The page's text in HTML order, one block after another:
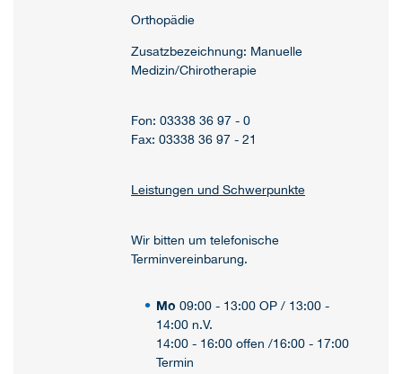
Orthopädie
Zusatzbezeichnung: Manuelle
Medizin/Chirotherapie
Fon: 03338 36 97 - 0
Fax: 03338 36 97 - 21
Leistungen und Schwerpunkte
Wir bitten um telefonische
Terminvereinbarung.
Mo09:00 - 13:00 OP / 13:00 -
14:00 n.V.
14:00 - 16:00 offen /16:00 - 17:00
Termin